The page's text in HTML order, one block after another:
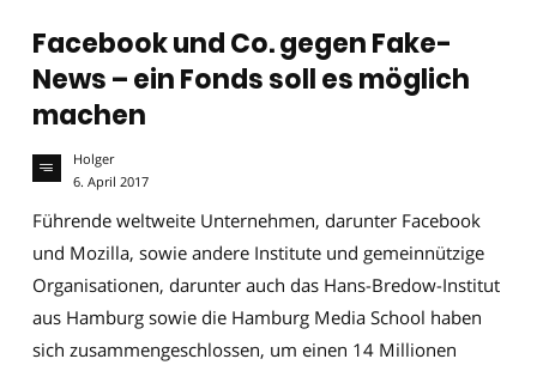
Facebook und Co. gegen Fake-
News – ein Fonds soll es möglich
machen
Holger
6. April 2017
Führende weltweite Unternehmen, darunter Facebook
und Mozilla, sowie andere Institute und gemeinnützige
Organisationen, darunter auch das Hans-Bredow-Institut
aus Hamburg sowie die Hamburg Media School haben
sich zusammengeschlossen, um einen 14 Millionen